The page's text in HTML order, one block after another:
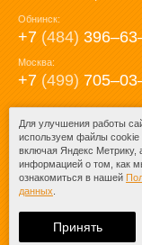
Обнинск:
+7 (484)
Москва:
+7 (499)
E-mail:
mail@posuda40.ru
При любом копировании
ссылка на
Для улучшения работы
используем файлы cookie
включая Яндекс Метрику,
информацией о том, как
ознакомиться в нашей
данных
Принять